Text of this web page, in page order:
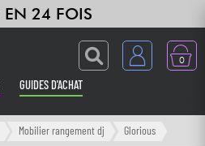
EN 24 FOIS
0
GUIDES D'ACHAT
Mobilier rangement dj Glorious